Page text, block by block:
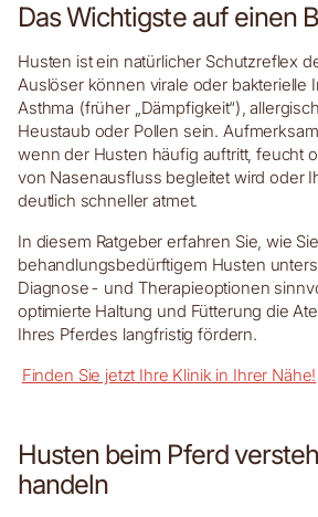
Das Wichtigste auf einen
Husten ist ein natürlicher Schutzreflex
Auslöser können virale oder bakterielle
Asthma (früher „Dämpfigkeit“),
Heustaub oder Pollen sein.
wenn der Husten häufig auftritt, feucht
von Nasenausfluss begleitet wird oder
deutlich schneller atmet.
In diesem Ratgeber erfahren Sie, wie
behandlungsbedürftigem Husten
Diagnose- und Therapieoptionen
optimierte Haltung und Fütterung die
Ihres Pferdes langfristig fördern.
Finden Sie jetzt Ihre Klinik in Ihrer Nähe!
Husten beim Pferd
handeln